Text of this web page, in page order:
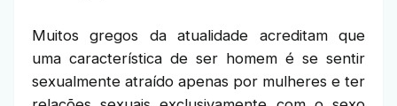
Muitos gregos da atualidade acreditam que
uma característica de ser homem é se sentir
sexualmente atraído apenas por mulheres e ter